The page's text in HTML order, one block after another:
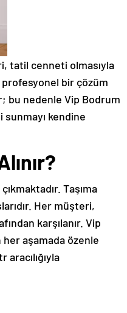
tatil cenneti olmasıyla
profesyonel bir çözüm
bu nedenle Vip Bodrum
kendine
Taşıma
Her müşteri,
karşılanır. Vip
aşamada özenle